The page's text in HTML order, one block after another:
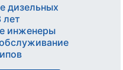
дизельных
лет
инженеры